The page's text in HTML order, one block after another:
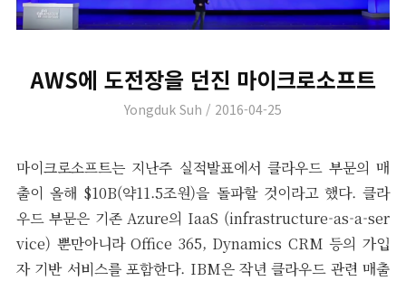
AWS에 도전장을 던진 마이크로소프트
Author
Yongduk Suh
Posted
2016-04-25
마이크로소프트는 지난주 실적발표에서 클라우드 부문의 매
출이 올해 $10B(약11.5조원)을 돌파할 것이라고 했다. 클라
우드 부문은 기존 Azure의 IaaS (infrastructure-as-a-ser
vice) 뿐만아니라 Office 365, Dynamics CRM 등의 가입
자 기반 서비스를 포함한다. IBM은 작년 클라우드 관련 매출